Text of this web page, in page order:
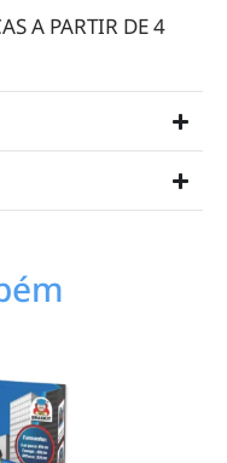
A PARTIR DE 4